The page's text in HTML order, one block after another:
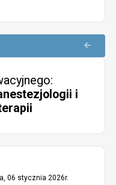
i
06 stycznia 2026r.